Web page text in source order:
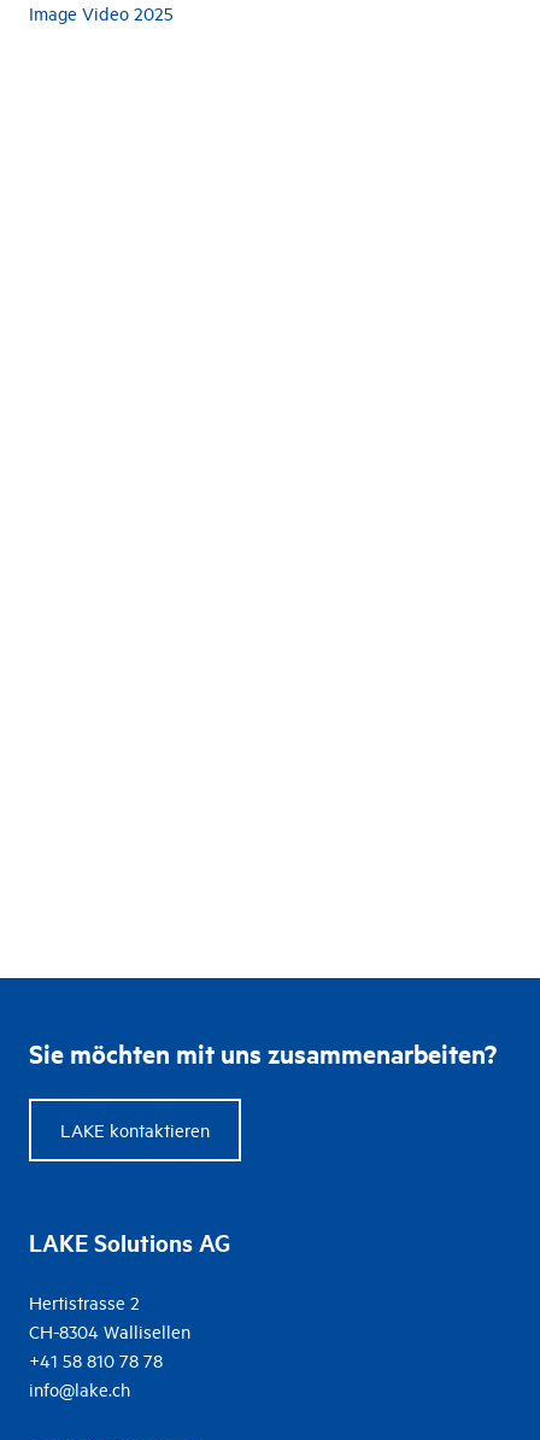
Image Video 2025
Sie möchten mit uns zusammenarbeiten?
LAKE kontaktieren
LAKE Solutions AG
Hertistrasse 2
CH-8304 Wallisellen
+41 58 810 78 78
info@lake.ch